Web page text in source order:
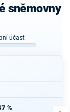
sněmovny
účast
%